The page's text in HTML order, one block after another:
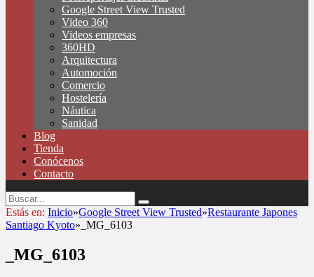
Google Street View Trusted
Video 360
Videos empresas
360HD
Arquitectura
Automoción
Comercio
Hostelería
Náutica
Sanidad
Blog
Tienda
Conócenos
Contacto
Estás en: Inicio»Google Street View Trusted»Restaurante Japones
Santiago Kyoto» _MG_6103
_MG_6103